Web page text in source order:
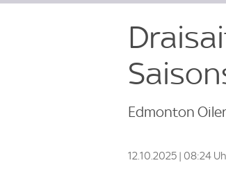
Edmonton
12.10.2025 | 08:24